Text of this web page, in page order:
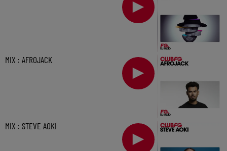
MIX : AFROJACK
MIX : STEVE AOKI